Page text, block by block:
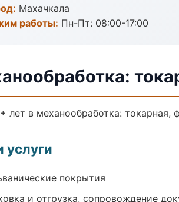
Махачкала
работы: Пн-Пт: 08:00-17:00
лет в механообработка:
услуги
покрытия
и отгрузка, сопровождение